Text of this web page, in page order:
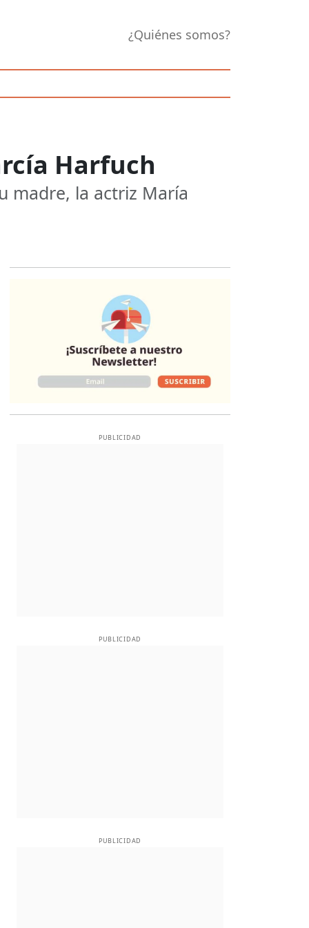
¿Quiénes somos?
Harfuch
madre, la actriz María
PUBLICIDAD
PUBLICIDAD
PUBLICIDAD